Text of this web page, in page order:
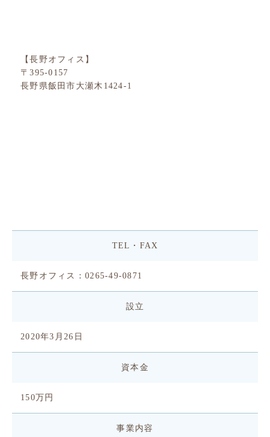
【長野オフィス】
〒395-0157
長野県飯田市大瀬木1424-1
TEL・FAX
長野オフィス：0265-49-0871
設立
2020年3月26日
資本金
150万円
事業内容